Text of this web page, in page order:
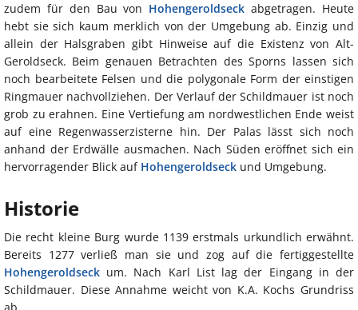
zudem für den Bau von Hohengeroldseck abgetragen. Heute
hebt sie sich kaum merklich von der Umgebung ab. Einzig und
allein der Halsgraben gibt Hinweise auf die Existenz von Alt-
Geroldseck. Beim genauen Betrachten des Sporns lassen sich
noch bearbeitete Felsen und die polygonale Form der einstigen
Ringmauer nachvollziehen. Der Verlauf der Schildmauer ist noch
grob zu erahnen. Eine Vertiefung am nordwestlichen Ende weist
auf eine Regenwasserzisterne hin. Der Palas lässt sich noch
anhand der Erdwälle ausmachen. Nach Süden eröffnet sich ein
hervorragender Blick auf Hohengeroldseck und Umgebung.
Historie
Die recht kleine Burg wurde 1139 erstmals urkundlich erwähnt.
Bereits 1277 verließ man sie und zog auf die fertiggestellte
Hohengeroldseck um. Nach Karl List lag der Eingang in der
Schildmauer. Diese Annahme weicht von K.A. Kochs Grundriss